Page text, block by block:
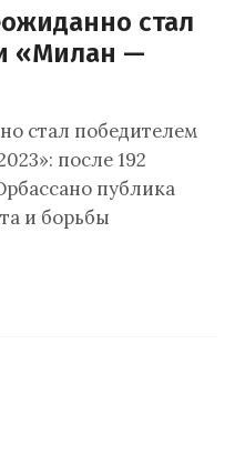
стал
«Милан —
стал победителем
после 192
публика
и борьбы